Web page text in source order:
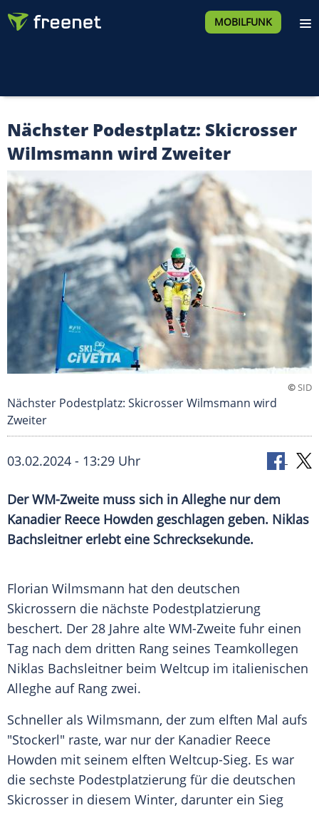
MOBILFUNK
Nächster Podestplatz: Skicrosser
Wilmsmann wird Zweiter
©SID
Nächster Podestplatz: Skicrosser Wilmsmann wird
Zweiter
03.02.2024 - 13:29 Uhr
Der WM-Zweite muss sich in Alleghe nur dem
Kanadier Reece Howden geschlagen geben. Niklas
Bachsleitner erlebt eine Schrecksekunde.
Florian Wilmsmann hat den deutschen
Skicrossern die nächste Podestplatzierung
beschert. Der 28 Jahre alte WM-Zweite fuhr einen
Tag nach dem dritten Rang seines Teamkollegen
Niklas Bachsleitner beim Weltcup im italienischen
Alleghe auf Rang zwei.
Schneller als Wilmsmann, der zum elften Mal aufs
"Stockerl" raste, war nur der Kanadier Reece
Howden mit seinem elften Weltcup-Sieg. Es war
die sechste Podestplatzierung für die deutschen
Skicrosser in diesem Winter, darunter ein Sieg